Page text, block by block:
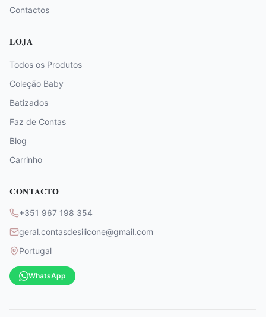
Contactos
LOJA
Todos os Produtos
Coleção Baby
Batizados
Faz de Contas
Blog
Carrinho
CONTACTO
+351 967 198 354
geral.contasdesilicone@gmail.com
Portugal
WhatsApp